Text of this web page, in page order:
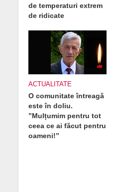
de temperaturi extrem
de ridicate
ACTUALITATE
O comunitate întreagă
este în doliu.
”Mulțumim pentru tot
ceea ce ai făcut pentru
oameni!”